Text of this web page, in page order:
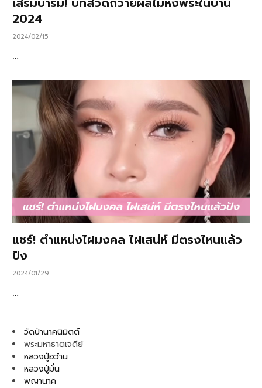
2024
2024/02/15
…
แชร์! ตำแหน่งไฝมงคล ไฝเสน่ห์ มีตรงไหนแล้ว
ปัง
2024/01/29
…
วัดป่านาคนิมิตต์
พระมหาธาตเจดีย์
หลวงปู่อว้าน
หลวงปู่มั่น
พญานาค